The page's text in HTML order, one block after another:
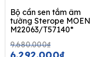
Bộ cần sen tắm âm
tường Sterope MOEN
M22063/T57140*
9.680.000₫Original
priceprice